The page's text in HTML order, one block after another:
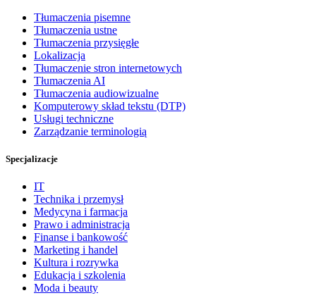
Tłumaczenia pisemne
Tłumaczenia ustne
Tłumaczenia przysięgłe
Lokalizacja
Tłumaczenie stron internetowych
Tłumaczenia AI
Tłumaczenia audiowizualne
Komputerowy skład tekstu (DTP)
Usługi techniczne
Zarządzanie terminologią
Specjalizacje
IT
Technika i przemysł
Medycyna i farmacja
Prawo i administracja
Finanse i bankowość
Marketing i handel
Kultura i rozrywka
Edukacja i szkolenia
Moda i beauty